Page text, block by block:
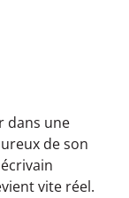
dans une
de son
vite réel.